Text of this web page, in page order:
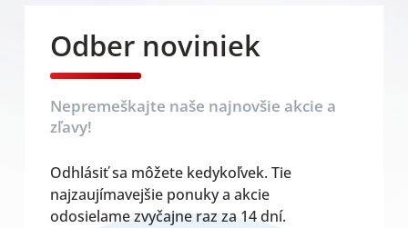
Odber noviniek
Nepremeškajte naše najnovšie akcie a
zľavy!
Odhlásiť sa môžete kedykoľvek. Tie
najzaujímavejšie ponuky a akcie
odosielame zvyčajne raz za 14 dní.